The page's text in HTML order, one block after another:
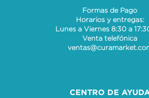
Formas de Pago
Horarios y entregas:
Lunes a Viernes 8:30 a
Venta telefónica
CENTRO DE